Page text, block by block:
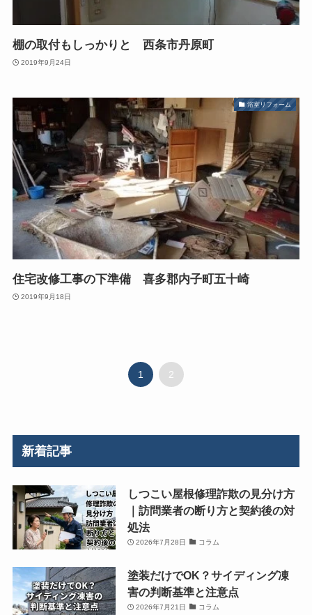
棚の取付もしっかりと 西条市丹原町
2019年9月24日
浴室リフォーム
住宅改修工事の下準備 喜多郡内子町五十崎
2019年9月18日
1 2
新着記事
しつこい屋根修理詐欺の見分け方
｜訪問業者の断り方と契約後の対
処法
2026年7月28日 コラム
塗装だけでOK？サイディング凍
害の判断基準と注意点
2026年7月21日 コラム